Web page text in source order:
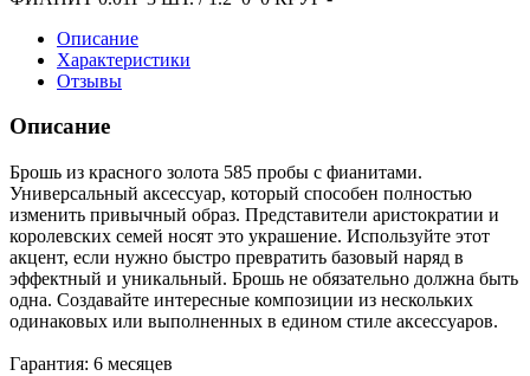
Описание
Характеристики
Отзывы
Описание
Брошь из красного золота 585 пробы с фианитами.
Универсальный аксессуар, который способен полностью
изменить привычный образ. Представители аристократии и
королевских семей носят это украшение. Используйте этот
акцент, если нужно быстро превратить базовый наряд в
эффектный и уникальный. Брошь не обязательно должна быть
одна. Создавайте интересные композиции из нескольких
одинаковых или выполненных в едином стиле аксессуаров.
Гарантия: 6 месяцев